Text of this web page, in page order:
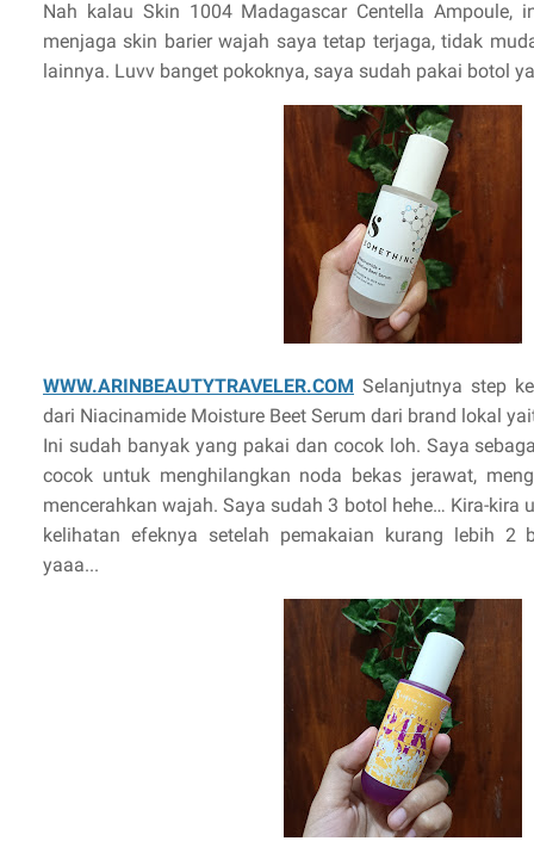
Nah kalau Skin 1004 Madagascar Centella Ampoule,
menjaga skin barier wajah saya tetap terjaga, tidak
lainnya. Luvv banget pokoknya, saya sudah pakai botol
WWW.ARINBEAUTYTRAVELER.COM Selanjutnya step
dari Niacinamide Moisture Beet Serum dari brand lokal
Ini sudah banyak yang pakai dan cocok loh. Saya
cocok untuk menghilangkan noda bekas jerawat,
mencerahkan wajah. Saya sudah 3 botol hehe… Kira-kira
kelihatan efeknya setelah pemakaian kurang lebih 2
yaaa...